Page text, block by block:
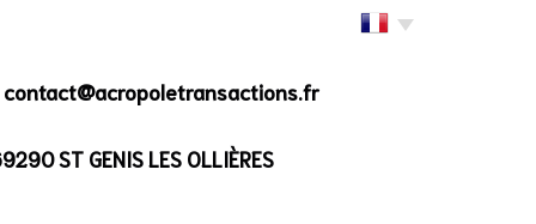
contact@acropoletransactions.fr
ST GENIS LES OLLIÈRES